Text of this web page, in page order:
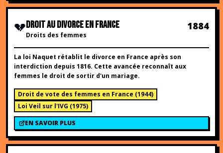
💔DROIT AU DIVORCE EN FRANCE
Droits des femmes
1884
La loi Naquet rétablit le divorce en France après son
interdiction depuis 1816. Cette avancée reconnaît aux
femmes le droit de sortir d'un mariage.
Droit de vote des femmes en France (1944)
Loi Veil sur l'IVG (1975)
EN SAVOIR PLUS